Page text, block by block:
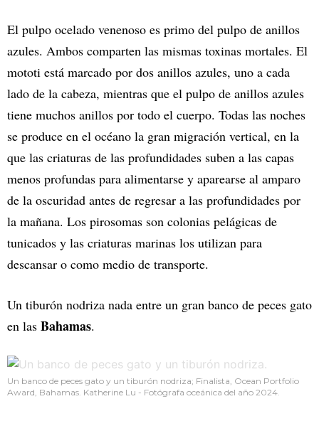
El pulpo ocelado venenoso es primo del pulpo de anillos
azules. Ambos comparten las mismas toxinas mortales. El
mototi está marcado por dos anillos azules, uno a cada
lado de la cabeza, mientras que el pulpo de anillos azules
tiene muchos anillos por todo el cuerpo. Todas las noches
se produce en el océano la gran migración vertical, en la
que las criaturas de las profundidades suben a las capas
menos profundas para alimentarse y aparearse al amparo
de la oscuridad antes de regresar a las profundidades por
la mañana. Los pirosomas son colonias pelágicas de
tunicados y las criaturas marinas los utilizan para
descansar o como medio de transporte.
Un tiburón nodriza nada entre un gran banco de peces gato
en las Bahamas.
Un banco de peces gato y un tiburón nodriza; Finalista, Ocean Portfolio
Award, Bahamas. Katherine Lu - Fotógrafa oceánica del año 2024.